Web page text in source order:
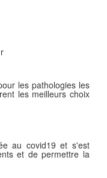
les pathologies les
les meilleurs choix
au covid19 et s'est
et de permettre la